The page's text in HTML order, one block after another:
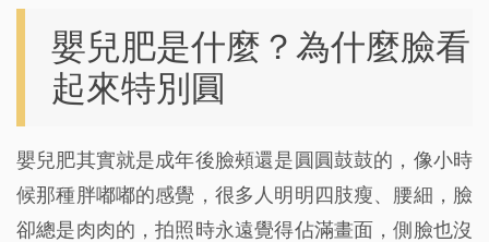
嬰兒肥是什麼？為什麼臉看
起來特別圓
嬰兒肥其實就是成年後臉頰還是圓圓鼓鼓的，像小時
候那種胖嘟嘟的感覺，很多人明明四肢瘦、腰細，臉
卻總是肉肉的，拍照時永遠覺得佔滿畫面，側臉也沒